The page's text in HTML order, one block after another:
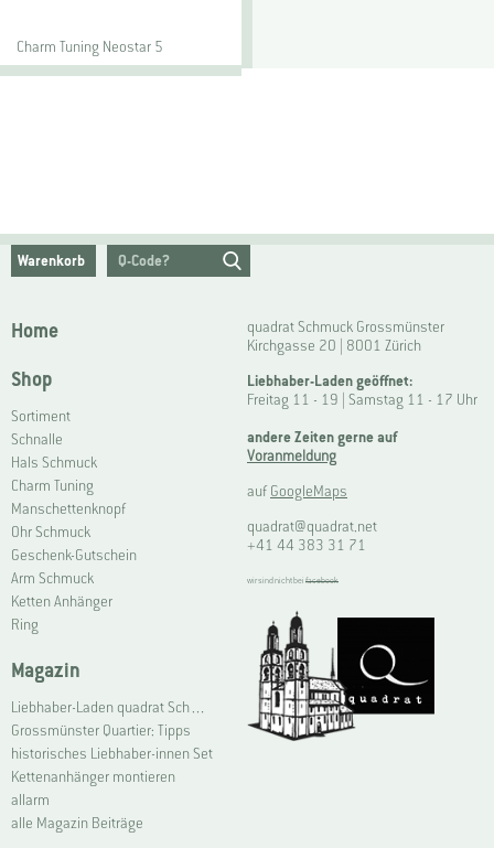
Charm Tuning Neostar 5
Warenkorb
Home
Shop
Sortiment
Schnalle
Hals Schmuck
Charm Tuning
Manschettenknopf
Ohr Schmuck
Geschenk-Gutschein
Arm Schmuck
Ketten Anhänger
Ring
Magazin
Liebhaber-Laden quadrat Schmuck Grossmünster | Connoisseur Shop quadrat jewellery Grossmünster
Grossmünster Quartier: Tipps
historisches Liebhaber-innen Set
Kettenanhänger montieren
allarm
alle Magazin Beiträge
quadrat Schmuck Grossmünster
Kirchgasse 20 | 8001 Zürich
Liebhaber-Laden geöffnet:
Freitag 11 - 19 | Samstag 11 - 17 Uhr
andere Zeiten gerne auf
Voranmeldung
auf GoogleMaps
quadrat@quadrat.net
+41 44 383 31 71
wir sind nicht bei facebook